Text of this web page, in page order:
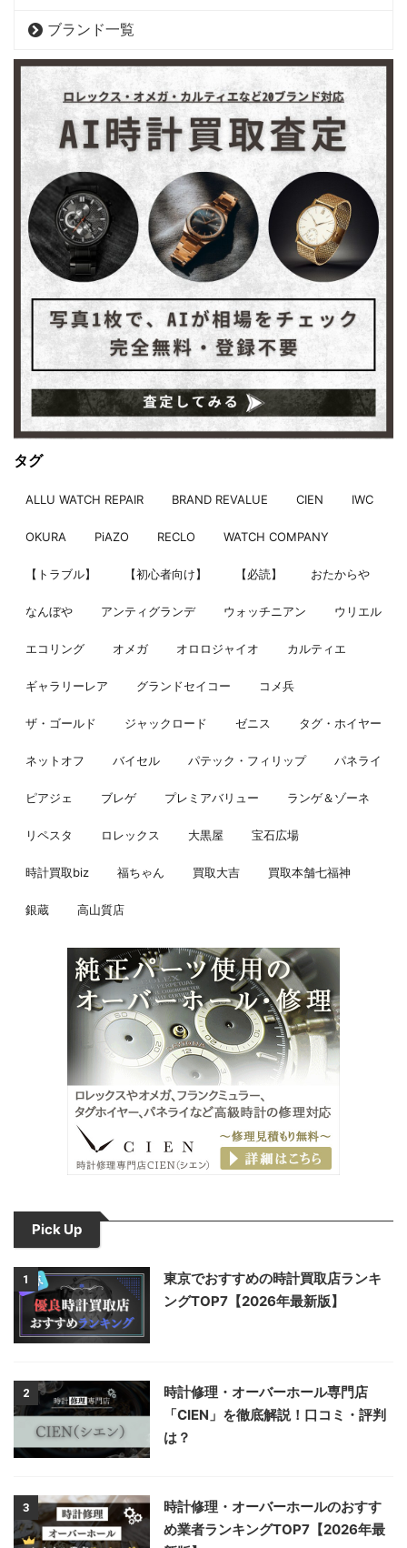
ブランド一覧
タグ
ALLU WATCH REPAIR BRAND REVALUE CIEN IWC
OKURA PiAZO RECLO WATCH COMPANY
【トラブル】 【初心者向け】 【必読】 おたからや
なんぼや アンティグランデ ウォッチニアン ウリエル
エコリング オメガ オロロジャイオ カルティエ
ギャラリーレア グランドセイコー コメ兵
ザ・ゴールド ジャックロード ゼニス タグ・ホイヤー
ネットオフ バイセル パテック・フィリップ パネライ
ピアジェ ブレゲ プレミアバリュー ランゲ＆ゾーネ
リペスタ ロレックス 大黒屋 宝石広場
時計買取biz 福ちゃん 買取大吉 買取本舗七福神
銀蔵 高山質店
Pick Up
1
東京でおすすめの時計買取店ランキ
ングTOP7【2026年最新版】
2
時計修理・オーバーホール専門店
「CIEN」を徹底解説！口コミ・評判
は？
3
時計修理・オーバーホールのおすす
め業者ランキングTOP7【2026年最